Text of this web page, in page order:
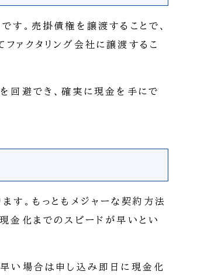
す。売掛債権を譲渡することで、
ァクタリング会社に譲渡するこ
回避でき、確実に現金を手にで
す。もっともメジャーな契約方法
金化までのスピードが早いとい
い場合は申し込み即日に現金化